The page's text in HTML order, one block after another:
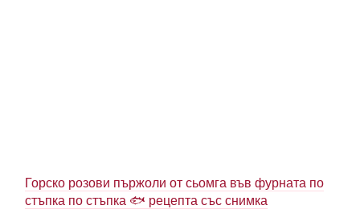
Горско розови пържоли от сьомга във фурната по
стъпка по стъпка 🐟 рецепта със снимка